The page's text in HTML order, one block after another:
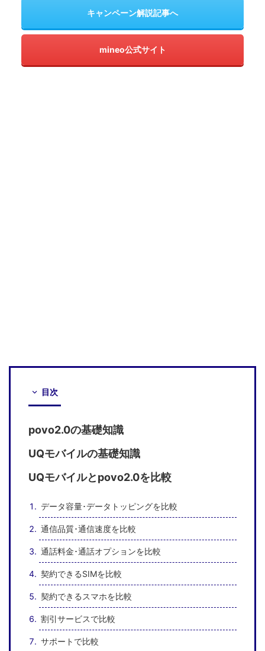
キャンペーン解説記事へ
mineo公式サイト
目次
povo2.0の基礎知識
UQモバイルの基礎知識
UQモバイルとpovo2.0を比較
データ容量･データトッピングを比較
通信品質･通信速度を比較
通話料金･通話オプションを比較
契約できるSIMを比較
契約できるスマホを比較
割引サービスで比較
サポートで比較